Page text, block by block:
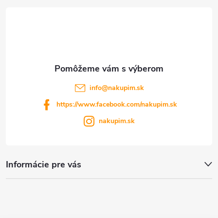
Informácie pre vás
info@nakupim.sk
https://www.facebook.com/nakupim.sk
nakupim.sk